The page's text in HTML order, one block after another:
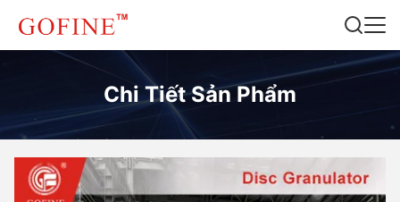
Chi Tiết Sản Phẩm